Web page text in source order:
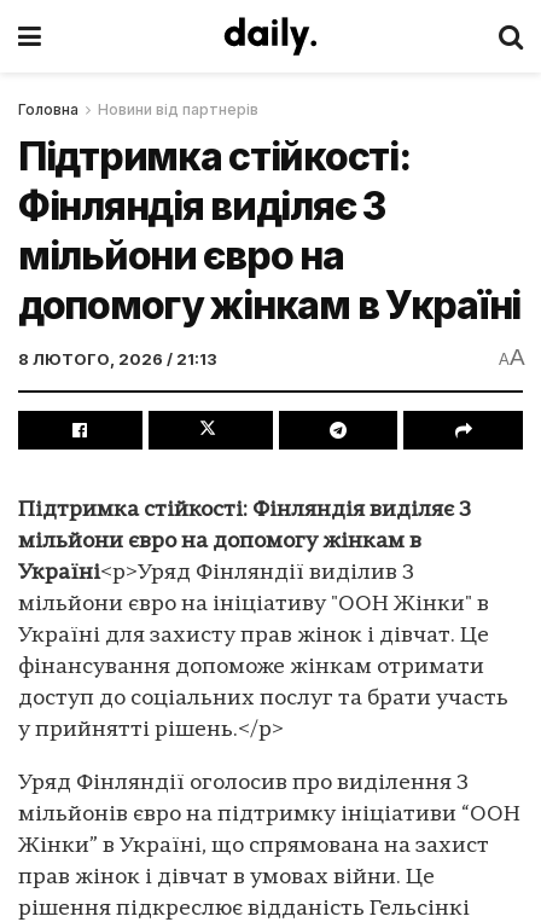
Головна Новини від партнерів
Підтримка стійкості:
Фінляндія виділяє 3
мільйони євро на
допомогу жінкам в Україні
8 ЛЮТОГО, 2026 / 21:13 AA
Підтримка стійкості: Фінляндія виділяє 3
мільйони євро на допомогу жінкам в
Україні<p>Уряд Фінляндії виділив 3
мільйони євро на ініціативу "ООН Жінки" в
Україні для захисту прав жінок і дівчат. Це
фінансування допоможе жінкам отримати
доступ до соціальних послуг та брати участь
у прийнятті рішень.</p>
Уряд Фінляндії оголосив про виділення 3
мільйонів євро на підтримку ініціативи “ООН
Жінки” в Україні, що спрямована на захист
прав жінок і дівчат в умовах війни. Це
рішення підкреслює відданість Гельсінкі